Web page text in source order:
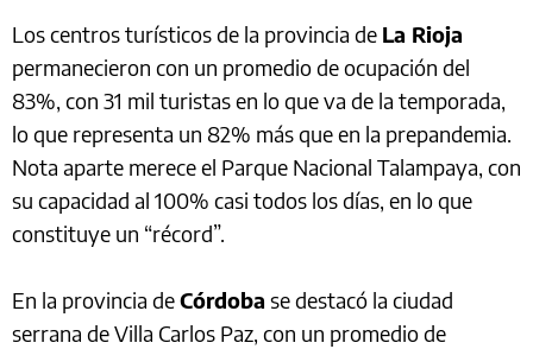
Los centros turísticos de la provincia de La Rioja
permanecieron con un promedio de ocupación del
83%, con 31 mil turistas en lo que va de la temporada,
lo que representa un 82% más que en la prepandemia.
Nota aparte merece el Parque Nacional Talampaya, con
su capacidad al 100% casi todos los días, en lo que
constituye un “récord”.
En la provincia deCórdoba se destacó la ciudad
serrana de Villa Carlos Paz, con un promedio de